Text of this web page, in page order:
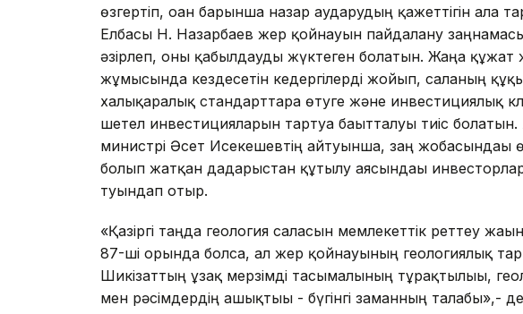
өзгертіп, оған барынша назар аударудың қажеттігін
Елбасы Н. Назарбаев жер қойнауын пайдалану
әзірлеп, оны қабылдауды жүктеген болатын. Жаңа
жұмысында кездесетін кедергілерді жойып, саланың
халықаралық стандарттарға өтуге және инвестициялық
шетел инвестицияларын тартуға бағытталуы тиіс
министрі Әсет Исекешевтің айтуынша, заң жобасындағы
болып жатқан дағдарыстан құтылу аясындағы
туындап отыр.
«Қазіргі таңда геология саласын мемлекеттік реттеу
87-ші орында болса, ал жер қойнауының геологиялық
Шикізаттың ұзақ мерзімді тасымалының тұрақтылығы,
мен рәсімдердің ашықтығы - бүгінгі заманның талабы»,-